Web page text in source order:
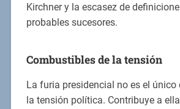
Kirchner y la escasez de
probables sucesores.
Combustibles de la tensión
La furia presidencial no es el
la tensión política. Contribuye a